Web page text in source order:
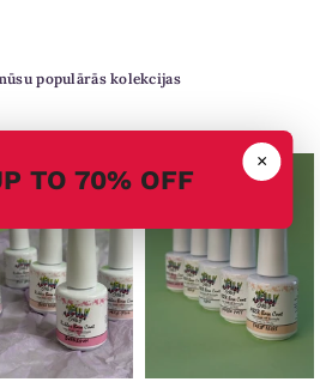
populārās kolekcijas
×
TO 70% OFF